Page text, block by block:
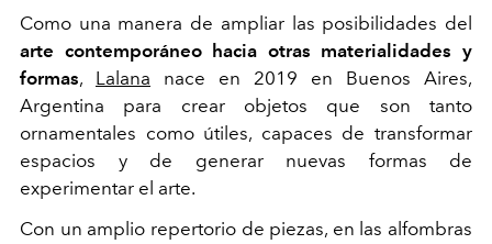
Como una manera de ampliar las posibilidades del
arte contemporáneo hacia otras materialidades y
formas, Lalana nace en 2019 en Buenos Aires,
Argentina para crear objetos que son tanto
ornamentales como útiles, capaces de transformar
espacios y de generar nuevas formas de
experimentar el arte.
Con un amplio repertorio de piezas, en las alfombras